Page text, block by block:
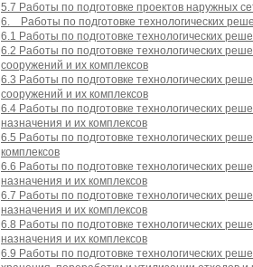
5.7 Работы по подготовке проектов наружных
6. Работы по подготовке технологических
6.1 Работы по подготовке технологических
6.2 Работы по подготовке технологических
сооружений и их комплексов
6.3 Работы по подготовке технологических
сооружений и их комплексов
6.4 Работы по подготовке технологических
назначения и их комплексов
6.5 Работы по подготовке технологических
комплексов
6.6 Работы по подготовке технологических
назначения и их комплексов
6.7 Работы по подготовке технологических
назначения и их комплексов
6.8 Работы по подготовке технологических
назначения и их комплексов
6.9 Работы по подготовке технологических